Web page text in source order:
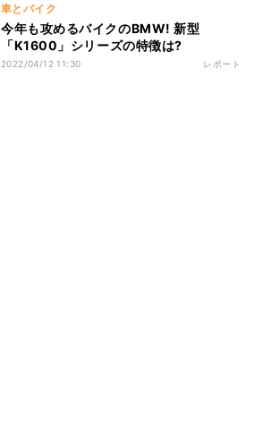
車とバイク
今年も攻めるバイクのBMW! 新型
「K1600」シリーズの特徴は?
2022/04/12 11:30 レポート